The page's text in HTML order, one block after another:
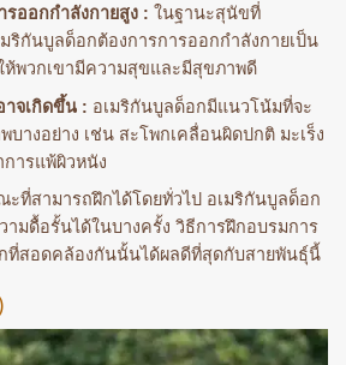
รออกกำลังกายสูง : ในฐานะสุนัขที่
ริกันบูลด็อกต้องการการออกกำลังกายเป็น
ห้พวกเขามีความสุขและมีสุขภาพดี
จเกิดขึ้น : อเมริกันบูลด็อกมีแนวโน้มที่จะ
บางอย่าง เช่น สะโพกเคลื่อนผิดปกติ มะเร็ง
ารแพ้ผิวหนัง
ะที่สามารถฝึกได้โดยทั่วไป อเมริกันบูลด็อก
ามดื้อรั้นได้ในบางครั้ง วิธีการฝึกอบรมการ
กที่สอดคล้องกันนั้นได้ผลดีที่สุดกับสายพันธุ์นี้